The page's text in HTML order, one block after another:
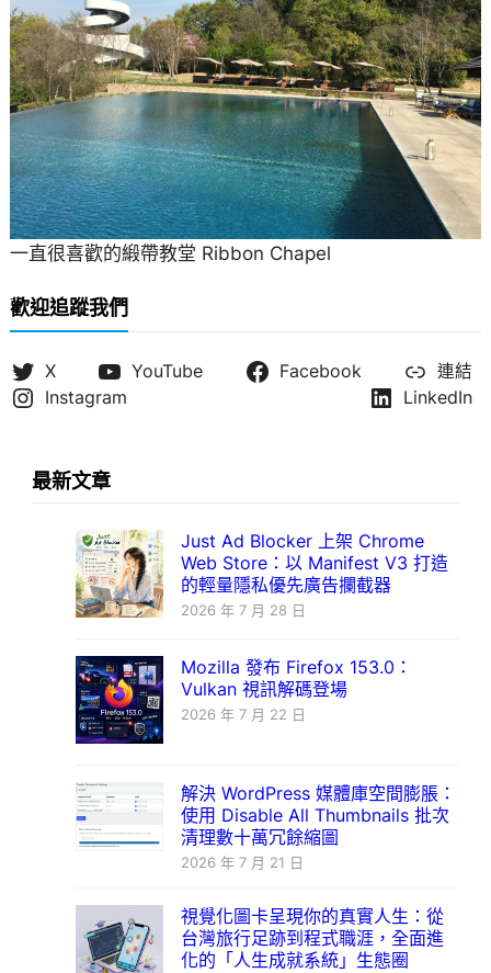
一直很喜歡的緞帶教堂 Ribbon Chapel
歡迎追蹤我們
X YouTube Facebook
連結
Instagram
LinkedIn
最新文章
Just Ad Blocker 上架 Chrome
Web Store：以 Manifest V3 打造
的輕量隱私優先廣告攔截器
2026 年 7 月 28 日
Mozilla 發布 Firefox 153.0：
Vulkan 視訊解碼登場
2026 年 7 月 22 日
解決 WordPress 媒體庫空間膨脹：
使用 Disable All Thumbnails 批次
清理數十萬冗餘縮圖
2026 年 7 月 21 日
視覺化圖卡呈現你的真實人生：從
台灣旅行足跡到程式職涯，全面進
化的「人生成就系統」生態圈